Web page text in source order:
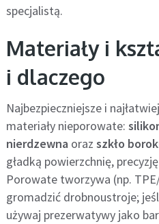
specjalistą.
Materiały i
i dlaczego
Najbezpieczniejsze i
materiały nieporowate:
nierdzewna oraz szkło
gładką powierzchnię,
Porowate tworzywa (np.
gromadzić drobnoustroje;
używaj prezerwatywy jako